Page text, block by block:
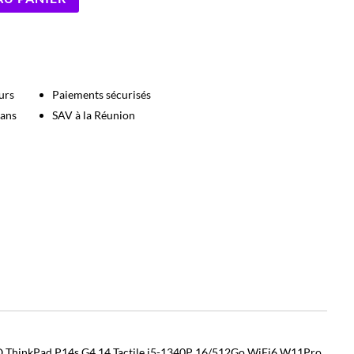
Paiements sécurisés
SAV à la Réunion